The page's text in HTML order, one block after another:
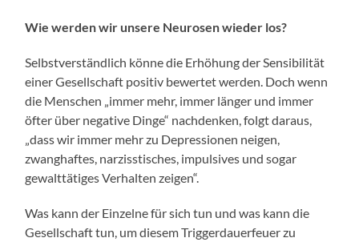
Wie werden wir unsere Neurosen wieder los?
Selbstverständlich könne die Erhöhung der Sensibilität
einer Gesellschaft positiv bewertet werden. Doch wenn
die Menschen „immer mehr, immer länger und immer
öfter über negative Dinge“ nachdenken, folgt daraus,
„dass wir immer mehr zu Depressionen neigen,
zwanghaftes, narzisstisches, impulsives und sogar
gewalttätiges Verhalten zeigen“.
Was kann der Einzelne für sich tun und was kann die
Gesellschaft tun, um diesem Triggerdauerfeuer zu